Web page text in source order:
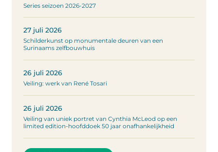
Series seizoen 2026-2027
27 juli 2026
Schilderkunst op monumentale deuren van een
Surinaams zelfbouwhuis
26 juli 2026
Veiling: werk van René Tosari
26 juli 2026
Veiling van uniek portret van Cynthia McLeod op een
limited edition-hoofddoek 50 jaar onafhankelijkheid